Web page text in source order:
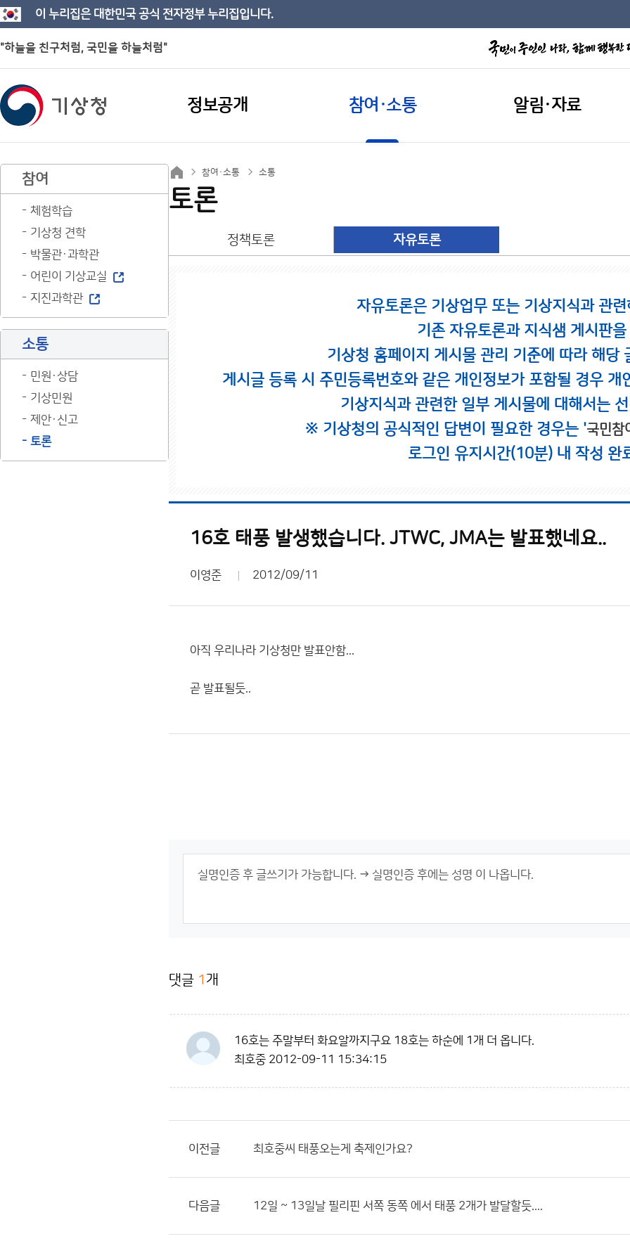
이 누리집은 대한민국 공식 전자정부 누리집입니다.
"하늘을 친구처럼, 국민을 하늘처럼"
정보공개 참여·소통 알림·자료
참여
체험학습
기상청 견학
박물관·과학관
어린이 기상교실
지진과학관
소통
민원·상담
기상민원
제안·신고
토론
참여·소통 소통
토론
정책토론 자유토론
자유토론은 기상업무 또는 기상지식과 관
기존 자유토론과 지식샘 게시판
기상청 홈페이지 게시물 관리 기준에 따라 해당
게시글 등록 시 주민등록번호와 같은 개인정보가 포함될 경우
기상지식과 관련한 일부 게시물에 대해서는
※ 기상청의 공식적인 답변이 필요한 경우는 '국민참
로그인 유지시간(10분) 내 작성 완
16호 태풍 발생했습니다. JTWC, JMA는 발표했네요..
이영준 2012/09/11
아직 우리나라 기상청만 발표안함...
곧 발표될듯..
댓글 1 개
16호는 주말부터 화요알까지구요 18호는 하순에 1개 더 옵니다.
최호중 2012-09-11 15:34:15
이전글 최호중씨 태풍오는게 축제인가요?
다음글 12일 ~ 13일날 필리핀 서쪽 동쪽 에서 태풍 2개가 발달할듯....